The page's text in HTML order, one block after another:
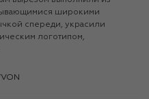
широкими
спереди, украсили
логотипом,
YVON